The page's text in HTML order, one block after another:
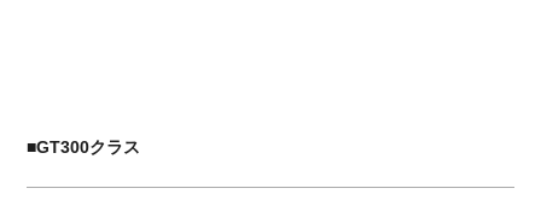
■GT300クラス